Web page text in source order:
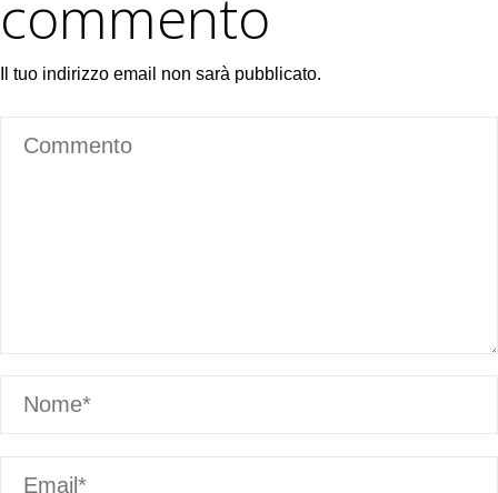
commento
Il tuo indirizzo email non sarà pubblicato.